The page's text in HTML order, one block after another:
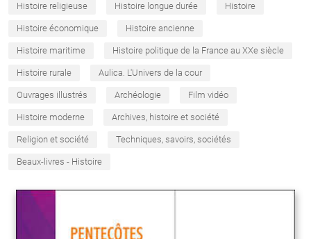
Histoire religieuse Histoire longue durée Histoire
Histoire économique Histoire ancienne
Histoire maritime Histoire politique de la France au XXe siècle
Histoire rurale Aulica. L'Univers de la cour
Ouvrages illustrés Archéologie Film vidéo
Histoire moderne Archives, histoire et société
Religion et société Techniques, savoirs, sociétés
Beaux-livres - Histoire